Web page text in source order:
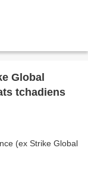
Global
tchadiens